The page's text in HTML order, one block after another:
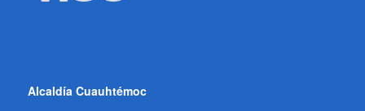
Alcaldía Cuauhtémoc